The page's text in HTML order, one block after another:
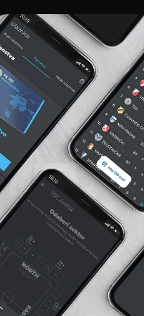
HOME TÁMOGATÓK NEWS